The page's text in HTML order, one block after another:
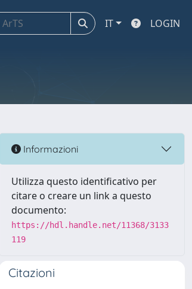
IT LOGIN
Informazioni
Utilizza questo identificativo per
citare o creare un link a questo
documento:
https://hdl.handle.net/11368/3133
119
Citazioni